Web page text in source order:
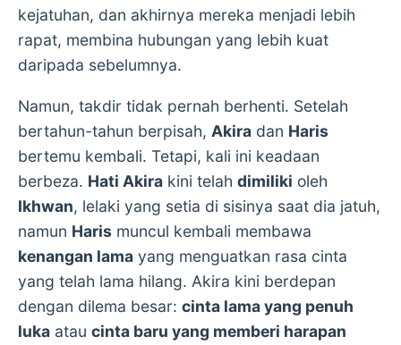
kejatuhan, dan akhirnya mereka menjadi lebih
rapat, membina hubungan yang lebih kuat
daripada sebelumnya.
Namun, takdir tidak pernah berhenti. Setelah
bertahun-tahun berpisah, Akira dan Haris
bertemu kembali. Tetapi, kali ini keadaan
berbeza. Hati Akira kini telah dimiliki oleh
Ikhwan, lelaki yang setia di sisinya saat dia jatuh,
namun Haris muncul kembali membawa
kenangan lama yang menguatkan rasa cinta
yang telah lama hilang. Akira kini berdepan
dengan dilema besar: cinta lama yang penuh
luka atau cinta baru yang memberi harapan